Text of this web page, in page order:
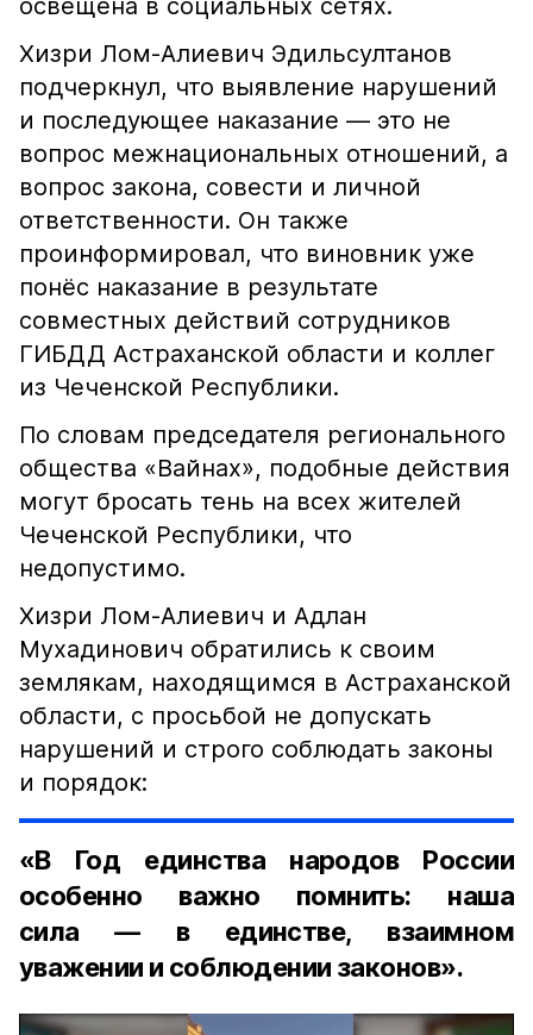
освещена в социальных сетях.
Хизри Лом-Алиевич Эдильсултанов
подчеркнул, что выявление нарушений
и последующее наказание — это не
вопрос межнациональных отношений, а
вопрос закона, совести и личной
ответственности. Он также
проинформировал, что виновник уже
понёс наказание в результате
совместных действий сотрудников
ГИБДД Астраханской области и коллег
из Чеченской Республики.
По словам председателя регионального
общества «Вайнах», подобные действия
могут бросать тень на всех жителей
Чеченской Республики, что
недопустимо.
Хизри Лом-Алиевич и Адлан
Мухадинович обратились к своим
землякам, находящимся в Астраханской
области, с просьбой не допускать
нарушений и строго соблюдать законы
и порядок:
«В Год единства народов России
особенно важно помнить: наша
сила — в единстве, взаимном
уважении и соблюдении законов».